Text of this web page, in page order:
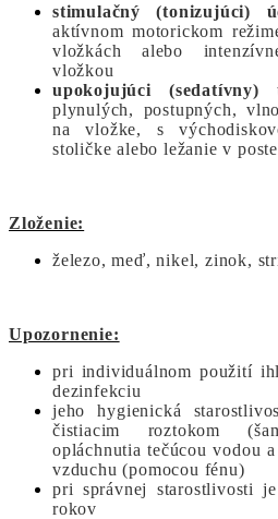
stimulačný (tonizujúci)
aktívnom motorickom
vložkách alebo
vložkou
upokojujúci (sedatívny)
plynulých, postupných,
na vložke, s
stoličke alebo ležanie v
Zloženie:
železo, meď, nikel, zinok,
Upozornenie:
pri individuálnom použití
dezinfekciu
jeho hygienická
čistiacim roztokom
opláchnutia tečúcou vodou
vzduchu (pomocou fénu)
pri správnej starostlivosti
rokov